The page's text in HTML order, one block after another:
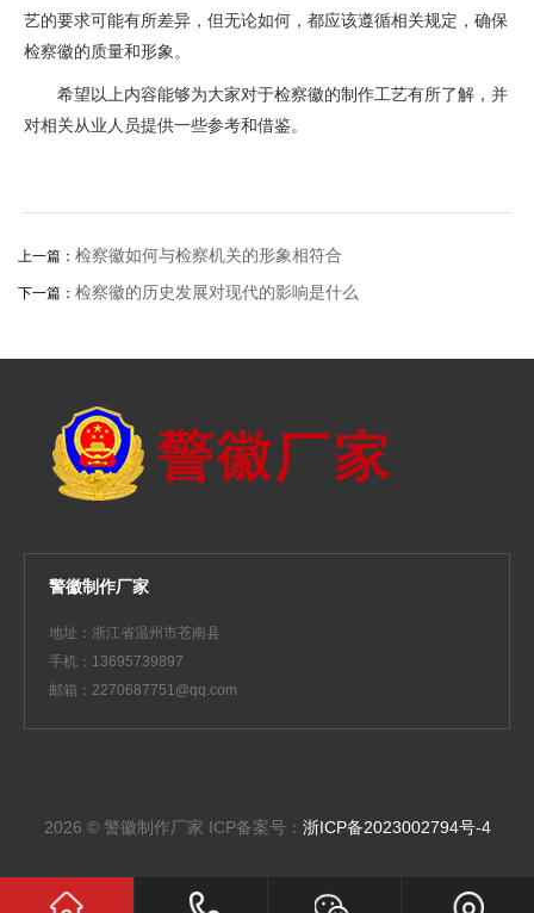
艺的要求可能有所差异，但无论如何，都应该遵循相关规定，确保
检察徽的质量和形象。
希望以上内容能够为大家对于检察徽的制作工艺有所了解，并
对相关从业人员提供一些参考和借鉴。
上一篇： 检察徽如何与检察机关的形象相符合
下一篇： 检察徽的历史发展对现代的影响是什么
警徽制作厂家
地址：浙江省温州市苍南县
手机：13695739897
邮箱：2270687751@qq.com
2026 © 警徽制作厂家 ICP备案号： 浙ICP备2023002794号-4